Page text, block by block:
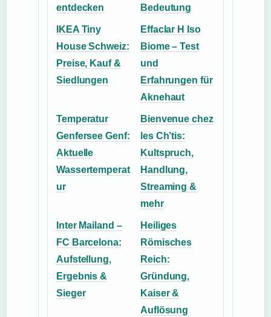
entdecken
Bedeutung
IKEA Tiny
House Schweiz:
Preise, Kauf &
Siedlungen
Effaclar H Iso
Biome – Test
und
Erfahrungen für
Aknehaut
Temperatur
Genfersee Genf:
Aktuelle
Wassertemperat
ur
Bienvenue chez
les Ch’tis:
Kultspruch,
Handlung,
Streaming &
mehr
Inter Mailand –
FC Barcelona:
Aufstellung,
Ergebnis &
Sieger
Heiliges
Römisches
Reich:
Gründung,
Kaiser &
Auflösung